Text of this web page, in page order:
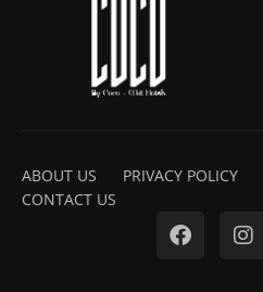
ABOUT US PRIVACY POLICY
CONTACT US